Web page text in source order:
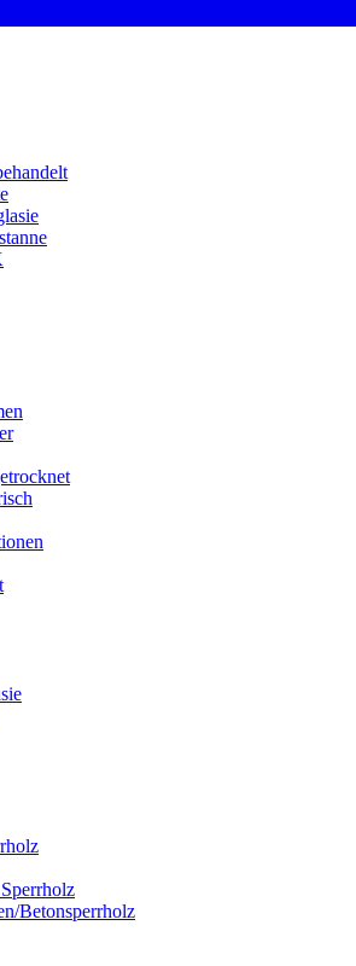
Betonsperrholz